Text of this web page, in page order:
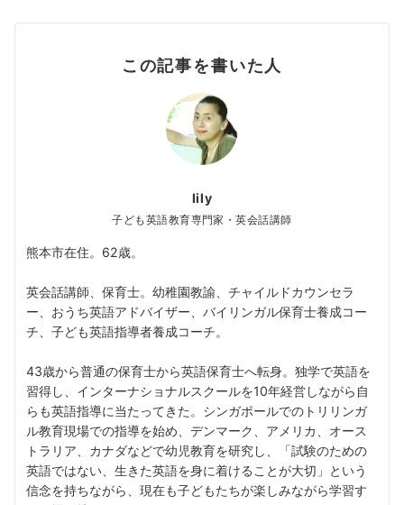
この記事を書いた人
lily
子ども英語教育専門家・英会話講師
熊本市在住。62歳。
英会話講師、保育士。幼稚園教諭、チャイルドカウンセラ
ー、おうち英語アドバイザー、バイリンガル保育士養成コー
チ、子ども英語指導者養成コーチ。
43歳から普通の保育士から英語保育士へ転身。独学で英語を
習得し、インターナショナルスクールを10年経営しながら自
らも英語指導に当たってきた。シンガポールでのトリリンガ
ル教育現場での指導を始め、デンマーク、アメリカ、オース
トラリア、カナダなどで幼児教育を研究し、「試験のための
英語ではない、生きた英語を身に着けることが大切」という
信念を持ちながら、現在も子どもたちが楽しみながら学習す